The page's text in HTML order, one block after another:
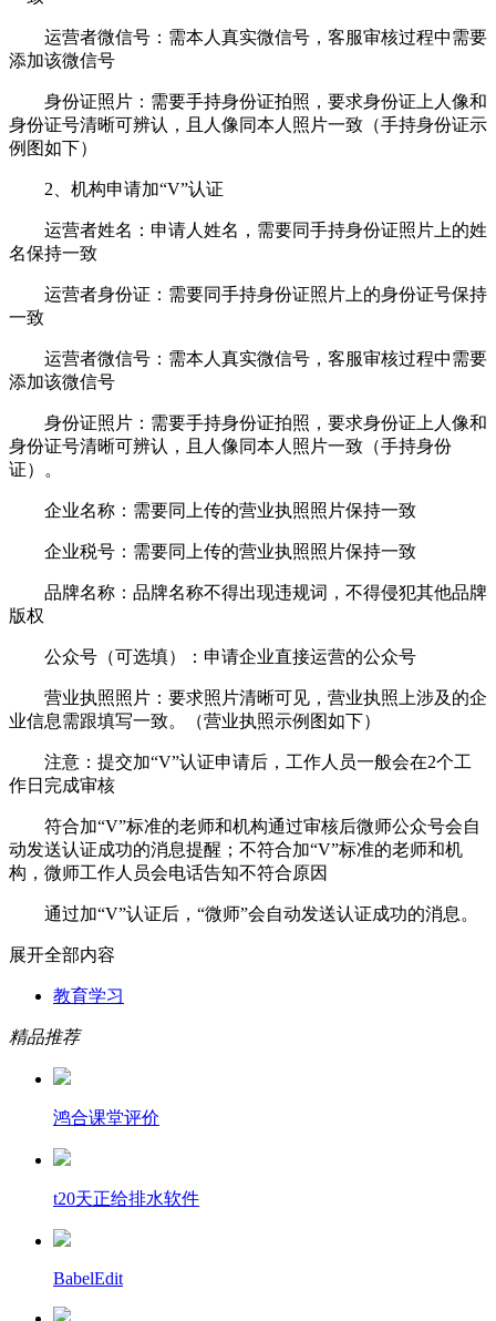
运营者微信号：需本人真实微信号，客服审核过程中需要
添加该微信号
身份证照片：需要手持身份证拍照，要求身份证上人像和
身份证号清晰可辨认，且人像同本人照片一致（手持身份证示
例图如下）
2、机构申请加“V”认证
运营者姓名：申请人姓名，需要同手持身份证照片上的姓
名保持一致
运营者身份证：需要同手持身份证照片上的身份证号保持
一致
运营者微信号：需本人真实微信号，客服审核过程中需要
添加该微信号
身份证照片：需要手持身份证拍照，要求身份证上人像和
身份证号清晰可辨认，且人像同本人照片一致（手持身份
证）。
企业名称：需要同上传的营业执照照片保持一致
企业税号：需要同上传的营业执照照片保持一致
品牌名称：品牌名称不得出现违规词，不得侵犯其他品牌
版权
公众号（可选填）：申请企业直接运营的公众号
营业执照照片：要求照片清晰可见，营业执照上涉及的企
业信息需跟填写一致。（营业执照示例图如下）
注意：提交加“V”认证申请后，工作人员一般会在2个工
作日完成审核
符合加“V”标准的老师和机构通过审核后微师公众号会自
动发送认证成功的消息提醒；不符合加“V”标准的老师和机
构，微师工作人员会电话告知不符合原因
通过加“V”认证后，“微师”会自动发送认证成功的消息。
展开全部内容
教育学习
精品推荐
鸿合课堂评价
t20天正给排水软件
BabelEdit